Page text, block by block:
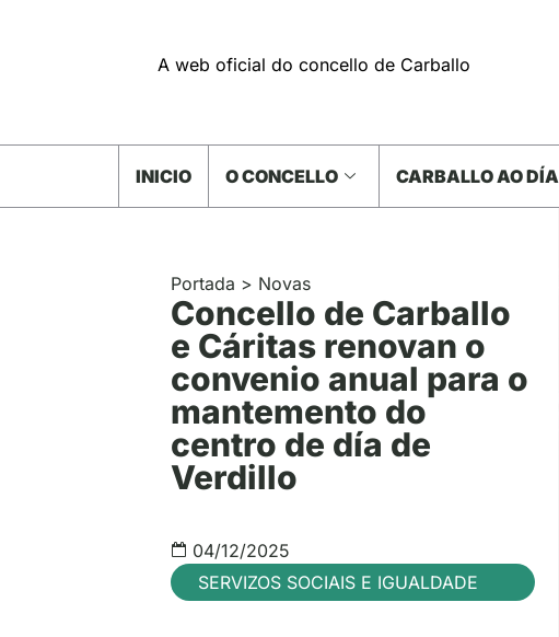
A web oficial do concello de Carballo
INICIO O CONCELLO CARBALLO AO DÍA
Portada > Novas
Concello de Carballo
e Cáritas renovan o
convenio anual para o
mantemento do
centro de día de
Verdillo
04/12/2025
SERVIZOS SOCIAIS E IGUALDADE